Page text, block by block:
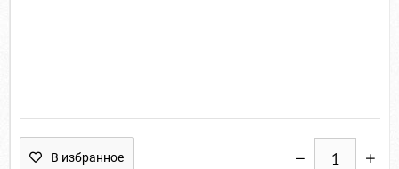
В избранное